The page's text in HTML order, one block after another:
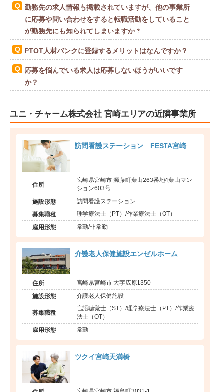
勤務先の求人情報も掲載されていますが、他の事業所
に応募や問い合わせをすると転職活動をしていること
が勤務先にも知られてしまいますか？
PTOT人材バンクに登録するメリットはなんですか？
応募を悩んでいる求人は応募しないほうがいいです
か？
ユニ・チャーム株式会社 宮崎エリアの近隣事業所
訪問看護ステーション FESTA宮崎
住所
宮崎県宮崎市 源藤町葉山263番地4葉山マン
ション603号
施設形態 訪問看護ステーション
募集職種 理学療法士（PT）/作業療法士（OT）
雇用形態 常勤/非常勤
介護老人保健施設エンゼルホーム
住所 宮崎県宮崎市 大字広原1350
施設形態 介護老人保健施設
募集職種
言語聴覚士（ST）/理学療法士（PT）/作業療
法士（OT）
雇用形態 常勤
ツクイ宮崎天満橋